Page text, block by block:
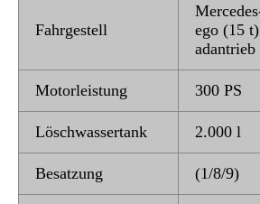
Fahrgestell
ego (15
adantrieb
Motorleistung 300 PS
Löschwassertank 2.000 l
Besatzung (1/8/9)